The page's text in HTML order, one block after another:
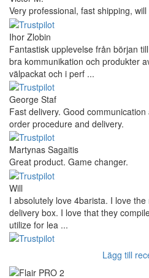
Very professional, fast shipping,
Ihor Zlobin
Fantastisk upplevelse från början
bra kommunikation och produkter
välpackat och i perf ...
George Staf
Fast delivery. Good
order procedure and delivery.
Martynas Sagaitis
Great product. Game changer.
Will
I absolutely love 4barista. I love
delivery box. I love that they
utilize for lea ...
Lägg till